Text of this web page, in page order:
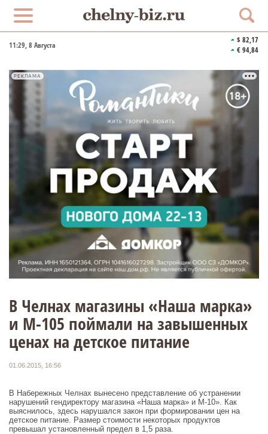
11:29, 8 Августа
$ 82,17
€ 94,84
РЕКЛАМА
В Челнах магазины «Наша марка»
и М-105 поймали на завышенных
ценах на детское питание
01.06.2015, 16:56
В Набережных Челнах вынесено представление об устранении
нарушений гендиректору магазина «Наша марка» и М-10». Как
выяснилось, здесь нарушался закон при формировании цен на
детское питание. Размер стоимости некоторых продуктов
превышал установленный предел в 1,5 раза.